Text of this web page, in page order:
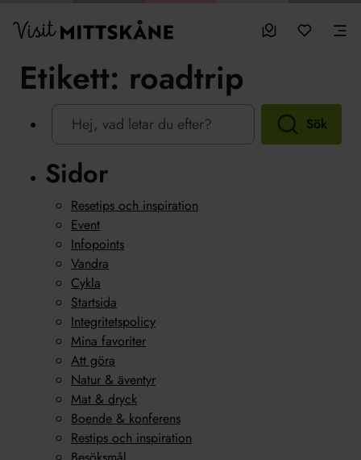
Hoppa till huvudinnehållet
Visit MittSkåne
BesöksmålMina
Etikett: roadtrip
Sök
Sidor
Resetips och inspiration
Event
Infopoints
Vandra
Cykla
Startsida
Integritetspolicy
Mina favoriter
Att göra
Natur & äventyr
Mat & dryck
Boende & konferens
Restips och inspiration